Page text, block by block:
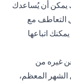
يمكن أن يُساعدك
التعاطف مع
اتباعها
غيره من
الشهر المعظم،